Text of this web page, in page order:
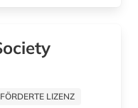
LIZENZ